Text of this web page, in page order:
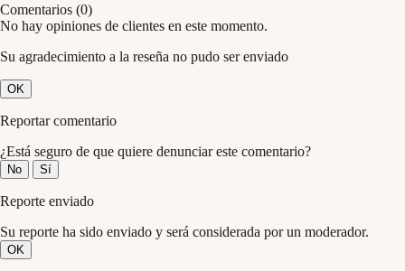
Comentarios (0)
No hay opiniones de clientes en este momento.
Su agradecimiento a la reseña no pudo ser enviado
OK
Reportar comentario
¿Está seguro de que quiere denunciar este comentario?
No Sí
Reporte enviado
Su reporte ha sido enviado y será considerada por un moderador.
OK